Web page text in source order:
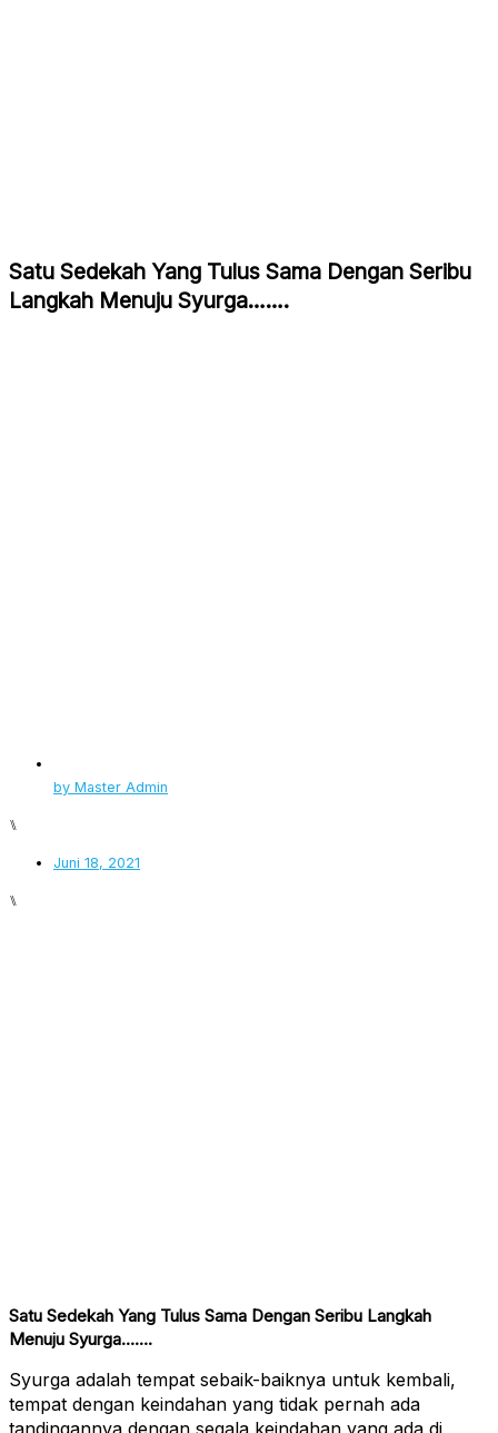
Satu Sedekah Yang Tulus Sama Dengan Seribu
Langkah Menuju Syurga…….
by Master Admin
⑊
Juni 18, 2021
⑊
Satu Sedekah Yang Tulus Sama Dengan Seribu Langkah
Menuju Syurga…….
Syurga adalah tempat sebaik-baiknya untuk kembali,
tempat dengan keindahan yang tidak pernah ada